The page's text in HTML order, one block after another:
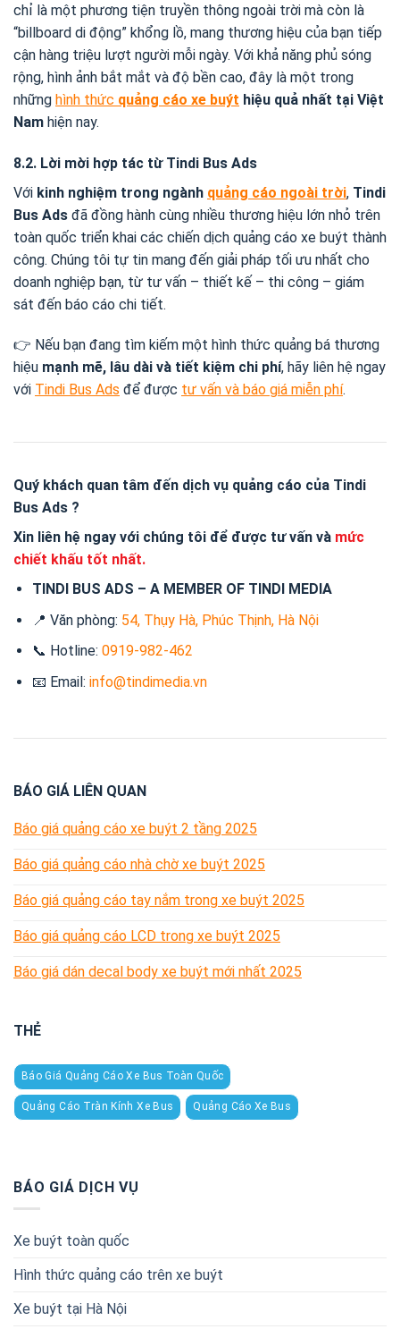
chỉ là một phương tiện truyền thông ngoài trời mà còn là
“billboard di động” khổng lồ, mang thương hiệu của bạn tiếp
cận hàng triệu lượt người mỗi ngày. Với khả năng phủ sóng
rộng, hình ảnh bắt mắt và độ bền cao, đây là một trong
những hình thức quảng cáo xe buýt hiệu quả nhất tại Việt
Nam hiện nay.
8.2. Lời mời hợp tác từ Tindi Bus Ads
Với kinh nghiệm trong ngành quảng cáo ngoài trời, Tindi
Bus Ads đã đồng hành cùng nhiều thương hiệu lớn nhỏ trên
toàn quốc triển khai các chiến dịch quảng cáo xe buýt thành
công. Chúng tôi tự tin mang đến giải pháp tối ưu nhất cho
doanh nghiệp bạn, từ tư vấn – thiết kế – thi công – giám
sát đến báo cáo chi tiết.
👉 Nếu bạn đang tìm kiếm một hình thức quảng bá thương
hiệu mạnh mẽ, lâu dài và tiết kiệm chi phí, hãy liên hệ ngay
với Tindi Bus Ads để được tư vấn và báo giá miễn phí.
Quý khách quan tâm đến dịch vụ quảng cáo của Tindi
Bus Ads ?
Xin liên hệ ngay với chúng tôi để được tư vấn và mức
chiết khấu tốt nhất.
TINDI BUS ADS – A MEMBER OF TINDI MEDIA
📍 Văn phòng: 54, Thụy Hà, Phúc Thịnh, Hà Nội
📞 Hotline: 0919-982-462
📧 Email: info@tindimedia.vn
BÁO GIÁ LIÊN QUAN
Báo giá quảng cáo xe buýt 2 tầng 2025
Báo giá quảng cáo nhà chờ xe buýt 2025
Báo giá quảng cáo tay nắm trong xe buýt 2025
Báo giá quảng cáo LCD trong xe buýt 2025
Báo giá dán decal body xe buýt mới nhất 2025
THẺ
Báo Giá Quảng Cáo Xe Bus Toàn Quốc
Quảng Cáo Tràn Kính Xe Bus Quảng Cáo Xe Bus
BÁO GIÁ DỊCH VỤ
Xe buýt toàn quốc
Hình thức quảng cáo trên xe buýt
Xe buýt tại Hà Nội